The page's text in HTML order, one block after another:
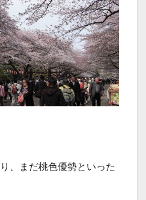
、まだ桃色優勢といった